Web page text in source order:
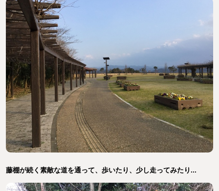
藤棚が続く素敵な道を通って、歩いたり、少し走ってみたり...